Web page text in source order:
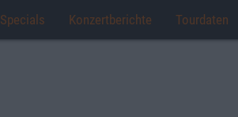
Specials Konzertberichte Tourdaten